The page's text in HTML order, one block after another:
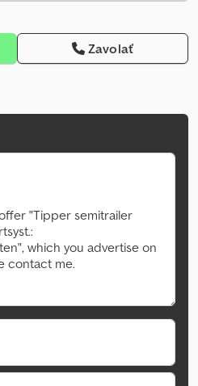
Zavolať